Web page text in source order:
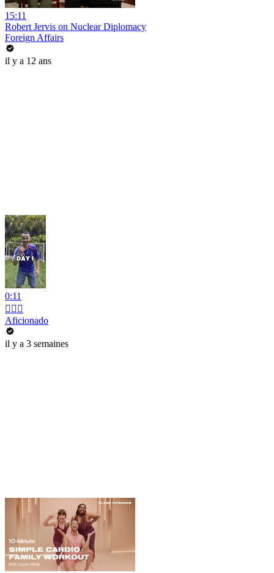
15:11
Robert Jervis on Nuclear Diplomacy
Foreign Affairs
il y a 12 ans
0:11
💇🏻‍♂️
Aficionado
il y a 3 semaines